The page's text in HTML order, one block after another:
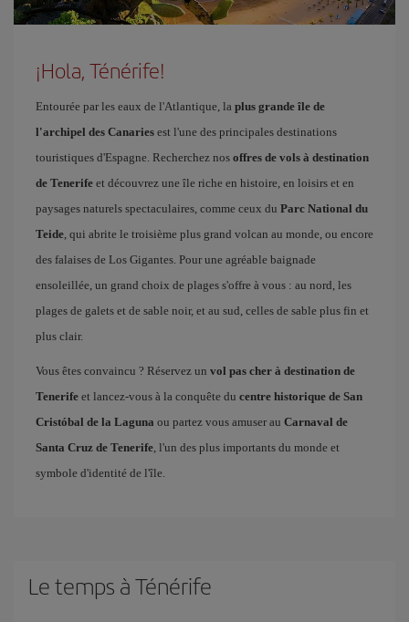
¡Hola, Ténérife!
Entourée par les eaux de l'Atlantique, la plus grande île de
l'archipel des Canaries est l'une des principales destinations
touristiques d'Espagne. Recherchez nos offres de vols à destination
de Tenerife et découvrez une île riche en histoire, en loisirs et en
paysages naturels spectaculaires, comme ceux du Parc National du
Teide, qui abrite le troisième plus grand volcan au monde, ou encore
des falaises de Los Gigantes. Pour une agréable baignade
ensoleillée, un grand choix de plages s'offre à vous : au nord, les
plages de galets et de sable noir, et au sud, celles de sable plus fin et
plus clair.
Vous êtes convaincu ? Réservez un vol pas cher à destination de
Tenerife et lancez-vous à la conquête du centre historique de San
Cristóbal de la Laguna ou partez vous amuser au Carnaval de
Santa Cruz de Tenerife, l'un des plus importants du monde et
symbole d'identité de l'île.
Le temps à Ténérife